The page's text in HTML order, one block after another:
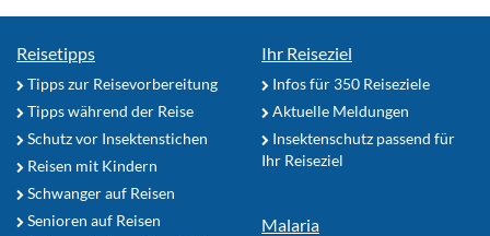
Reisetipps
Tipps zur Reisevorbereitung
Tipps während der Reise
Schutz vor Insektenstichen
Reisen mit Kindern
Schwanger auf Reisen
Senioren auf Reisen
Ihr Reiseziel
Infos für 350 Reiseziele
Aktuelle Meldungen
Insektenschutz passend für
Ihr Reiseziel
Malaria